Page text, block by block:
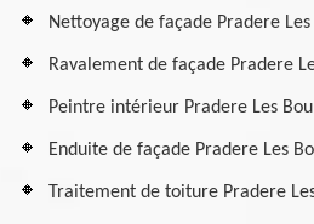
Nettoyage de façade Pradere
Ravalement de façade Pradere
Peintre intérieur Pradere Les
Enduite de façade Pradere Les
Traitement de toiture Pradere